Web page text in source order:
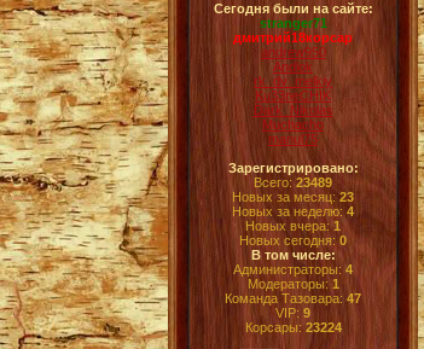
Сегодня были на сайте:
stranger71
дмитрий18корсар
andrew950
Andlok
rk_dv_melkiy
Ku33neCHIK
Dark_Nikolas
Muchacho
manul75
Зарегистрировано:
Всего: 23489
Новых за месяц: 23
Новых за неделю: 4
Новых вчера:1
Новых сегодня: 0
В том числе:
Администраторы: 4
Модераторы: 1
Команда Тазовара: 47
VIP: 9
Корсары: 23224